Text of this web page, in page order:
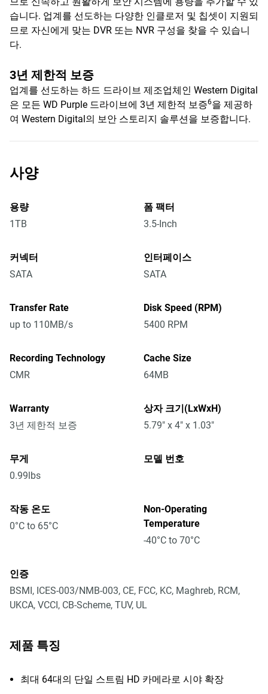
습니다. 업계를 선도하는 다양한 인클로저 및 칩셋이 지원되
므로 자신에게 맞는 DVR 또는 NVR 구성을 찾을 수 있습니
다.
3년 제한적 보증
업계를 선도하는 하드 드라이브 제조업체인 Western Digital
은 모든 WD Purple 드라이브에 3년 제한적 보증6을 제공하
여 Western Digital의 보안 스토리지 솔루션을 보증합니다.
사양
용량
1TB
폼 팩터
3.5-Inch
커넥터
SATA
인터페이스
SATA
Transfer Rate
up to 110MB/s
Disk Speed (RPM)
5400 RPM
Recording Technology
CMR
Cache Size
64MB
Warranty
3년 제한적 보증
상자 크기(LxWxH)
5.79" x 4" x 1.03"
무게
0.99lbs
모델 번호
작동 온도
0°C to 65°C
Non-Operating
Temperature
-40°C to 70°C
인증
BSMI, ICES-003/NMB-003, CE, FCC, KC, Maghreb, RCM,
UKCA, VCCI, CB-Scheme, TUV, UL
제품 특징
최대 64대의 단일 스트림 HD 카메라로 시야 확장